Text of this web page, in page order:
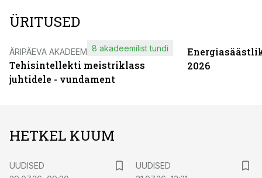
ÜRITUSED
ÄRIPÄEVA AKADEEMIA
Tehisintellekti meistriklass
juhtidele - vundament
8 akadeemilist tundi
2026
HETKEL KUUM
UUDISED
UUDISED